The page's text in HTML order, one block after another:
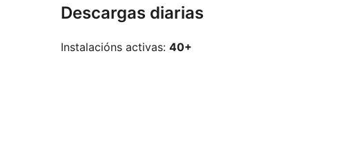
Descargas diarias
Instalacións activas: 40+